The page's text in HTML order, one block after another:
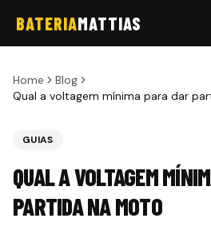
BATERIAMATTIAS
Home
Blog
Qual a voltagem mínima para dar
GUIAS
QUAL A VOLTAGEM
PARTIDA NA MOTO